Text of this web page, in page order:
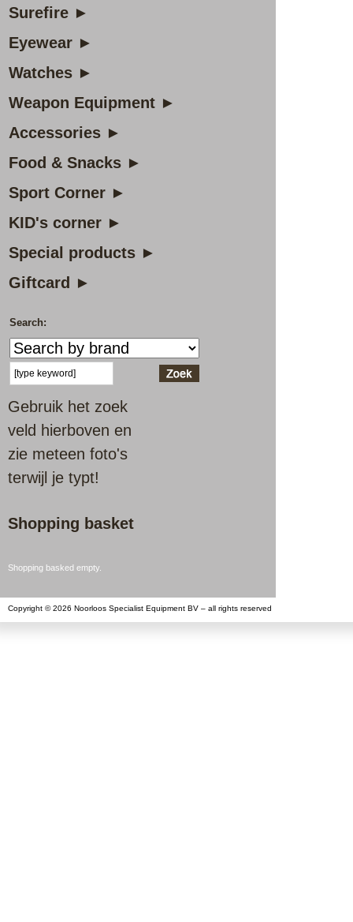
Surefire ►
Eyewear ►
Watches ►
Weapon Equipment ►
Accessories ►
Food & Snacks ►
Sport Corner ►
KID's corner ►
Special products ►
Giftcard ►
Search:
Gebruik het zoek
veld hierboven en
zie meteen foto's
terwijl je typt!
Shopping basket
Shopping basked empty.
Copyright © 2026 Noorloos Specialist Equipment BV – all rights reserved